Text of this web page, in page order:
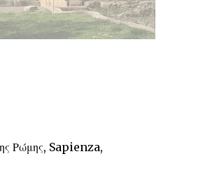
Ρώμης, Sapienza,